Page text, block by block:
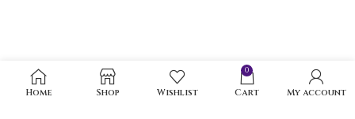
Home Shop Wishlist
0
Cart My account